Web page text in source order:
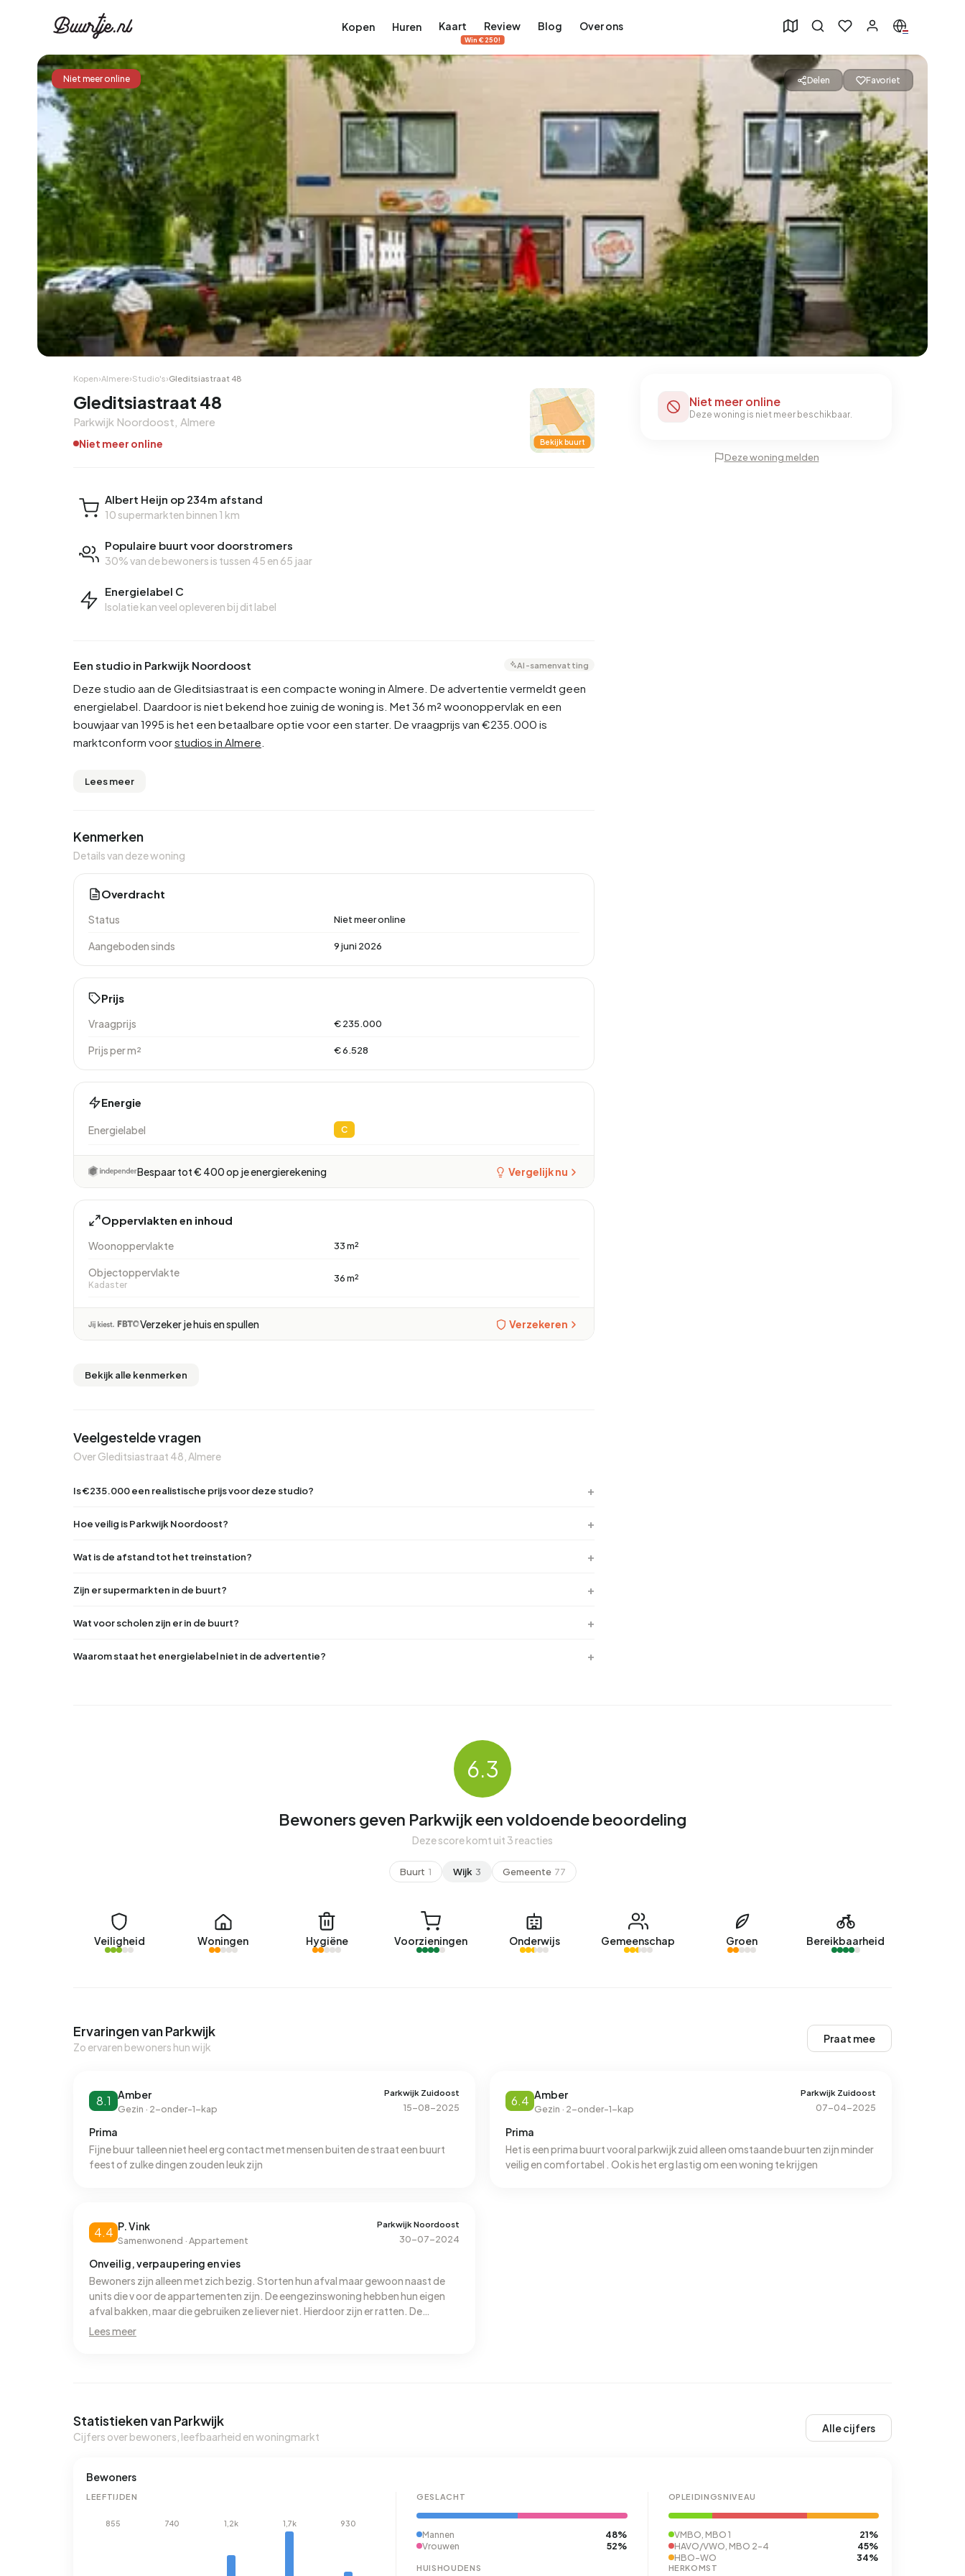
Kopen
Ontdek Amsterdam
Grachtengordel, Jordaan, De Pijp en meer
Koopwoningen in Amsterdam Bekijk op de kaart
5.657
Appartementen
456
Studio's
380
Tussenwoning
99
Hoekwoning
25
2-onder-1-kap
83
Vrijstaand
Huren
Ontdek Amsterdam
Grachtengordel, Jordaan, De Pijp en meer
Huurwoningen in Amsterdam Bekijk op de kaart
2.427
Appartementen
64
Studio's
49
Tussenwoning
8
Hoekwoning
327
Kamers
Kaart Review
Win €250!
Blog Over ons
Delen Favoriet
Niet meer online
Kopen›Almere›Studio's›Gleditsiastraat 48
Gleditsiastraat 48
Parkwijk Noordoost, Almere
Niet meer online Bekijk buurt
Albert Heijn op 234m afstand
10 supermarkten binnen 1 km
Populaire buurt voor doorstromers
30% van de bewoners is tussen 45 en 65 jaar
Energielabel C
Isolatie kan veel opleveren bij dit label
AI-samenvatting
Een studio in Parkwijk Noordoost
Deze studio aan de Gleditsiastraat is een compacte woning in Almere. De advertentie vermeldt geen
energielabel. Daardoor is niet bekend hoe zuinig de woning is. Met 36 m² woonoppervlak en een
bouwjaar van 1995 is het een betaalbare optie voor een starter. De vraagprijs van €235.000 is
marktconform voorstudios in Almere
Lees meer
Kenmerken
Details van deze woning
Overdracht
Status Niet meer online
Aangeboden sinds 9 juni 2026
Prijs
Vraagprijs € 235.000
Prijs per m² € 6.528
Energie
Energielabel C
Bespaar tot € 400 op je energierekening Vergelijk nu
Oppervlakten en inhoud
Woonoppervlakte 33 m²
Objectoppervlakte
Kadaster
36 m²
Verzeker je huis en spullen Verzekeren
Bekijk alle kenmerken
Veelgestelde vragen
Over Gleditsiastraat 48, Almere
Is €235.000 een realistische prijs voor deze studio?
Hoe veilig is Parkwijk Noordoost?
Wat is de afstand tot het treinstation?
Zijn er supermarkten in de buurt?
Wat voor scholen zijn er in de buurt?
Waarom staat het energielabel niet in de advertentie?
Niet meer online
Deze woning is niet meer beschikbaar.
Deze woning melden
6.3
Bewoners geven Parkwijk een voldoende beoordeling
Deze score komt uit 3 reacties
Buurt 1 Wijk 3 Gemeente 77
Veiligheid Woningen Hygiëne Voorzieningen Onderwijs Gemeenschap Groen Bereikbaarheid
Ervaringen van Parkwijk
Zo ervaren bewoners hun wijk
Praat mee
8.1 Amber
Gezin · 2-onder-1-kap
Parkwijk Zuidoost
15-08-2025
Prima
Fijne buur talleen niet heel erg contact met mensen buiten de straat een buurt
feest of zulke dingen zouden leuk zijn
6.4 Amber
Gezin · 2-onder-1-kap
Parkwijk Zuidoost
07-04-2025
Prima
Het is een prima buurt vooral parkwijk zuid alleen omstaande buurten zijn minder
veilig en comfortabel . Ook is het erg lastig om een woning te krijgen
4.4 P. Vink
Samenwonend · Appartement
Parkwijk Noordoost
30-07-2024
Onveilig, verpaupering en vies
Bewoners zijn alleen met zich bezig. Storten hun afval maar gewoon naast de
units die v oor de appartementen zijn. De eengezinswoning hebben hun eigen
afval bakken, maar die gebruiken ze liever niet. Hierdoor zijn er ratten. De
gemeente doet niets meer aan het groen, dan alleen gras maaien. Hang jeugd
Lees meer
Statistieken van Parkwijk
Cijfers over bewoners, leefbaarheid en woningmarkt
Alle cijfers
Bewoners
LEEFTIJDEN
855 740 1,2k 1,7k 930
GESLACHT
Mannen 48%
Vrouwen 52%
HUISHOUDENS
OPLEIDINGSNIVEAU
VMBO, MBO 1 21%
HAVO/VWO, MBO 2-4 45%
HBO-WO 34%
HERKOMST